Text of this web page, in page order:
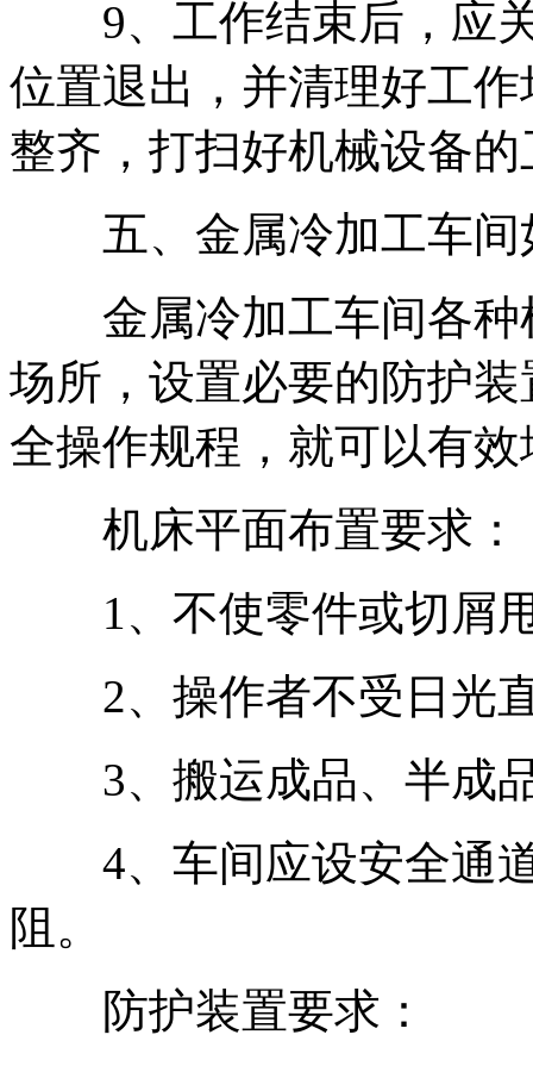
9、工作结束后，应关
位置退出，并清理好工
整齐，打扫好机械设备的
五、金属冷加工车间
金属冷加工车间各种
场所，设置必要的防护
全操作规程，就可以有
机床平面布置要求：
1、不使零件或切屑
2、操作者不受日光
3、搬运成品、半成品
4、车间应设安全通道
阻。
防护装置要求：